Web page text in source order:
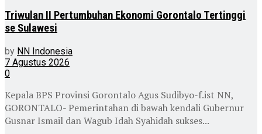
Triwulan II Pertumbuhan Ekonomi Gorontalo Tertinggi
se Sulawesi
by NN Indonesia
7 Agustus 2026
0
Kepala BPS Provinsi Gorontalo Agus Sudibyo-f.ist NN,
GORONTALO- Pemerintahan di bawah kendali Gubernur
Gusnar Ismail dan Wagub Idah Syahidah sukses...